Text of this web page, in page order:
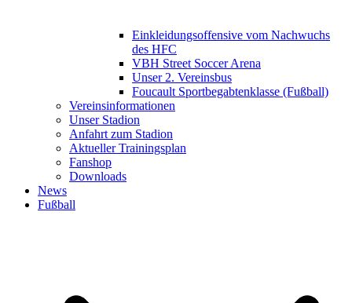
Einkleidungsoffensive vom Nachwuchs
des HFC
VBH Street Soccer Arena
Unser 2. Vereinsbus
Foucault Sportbegabtenklasse (Fußball)
Vereinsinformationen
Unser Stadion
Anfahrt zum Stadion
Aktueller Trainingsplan
Fanshop
Downloads
News
Fußball